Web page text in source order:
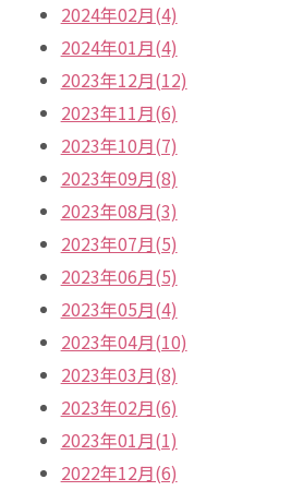
2024年02月(4)
2024年01月(4)
2023年12月(12)
2023年11月(6)
2023年10月(7)
2023年09月(8)
2023年08月(3)
2023年07月(5)
2023年06月(5)
2023年05月(4)
2023年04月(10)
2023年03月(8)
2023年02月(6)
2023年01月(1)
2022年12月(6)